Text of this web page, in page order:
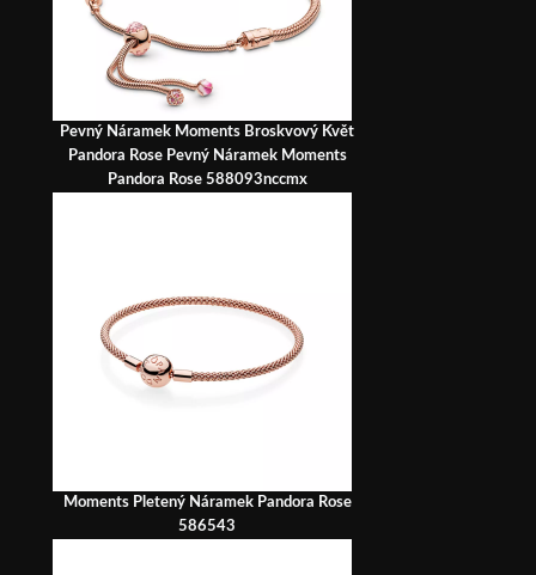
Pevný Náramek Moments Broskvový Květ
Pandora Rose Pevný Náramek Moments
Pandora Rose 588093nccmx
Moments Pletený Náramek Pandora Rose
586543